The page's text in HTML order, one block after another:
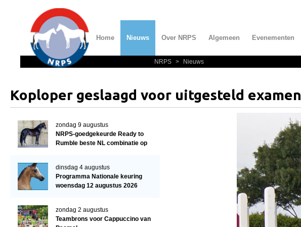
Home Nieuws Over NRPS Algemeen Evenementen
Over NRPS
Lidmaatschap NRPS
Lid worden
Statuten en reglementen
Privacyverklaring
Algemeen
NRPS > Nieuws
Koploper geslaagd voor uitgesteld examen
zondag 9 augustus
NRPS-goedgekeurde Ready to
Rumble beste NL combinatie op
dinsdag 4 augustus
Programma Nationale keuring
woensdag 12 augustus 2026
zondag 2 augustus
Teambrons voor Cappuccino van